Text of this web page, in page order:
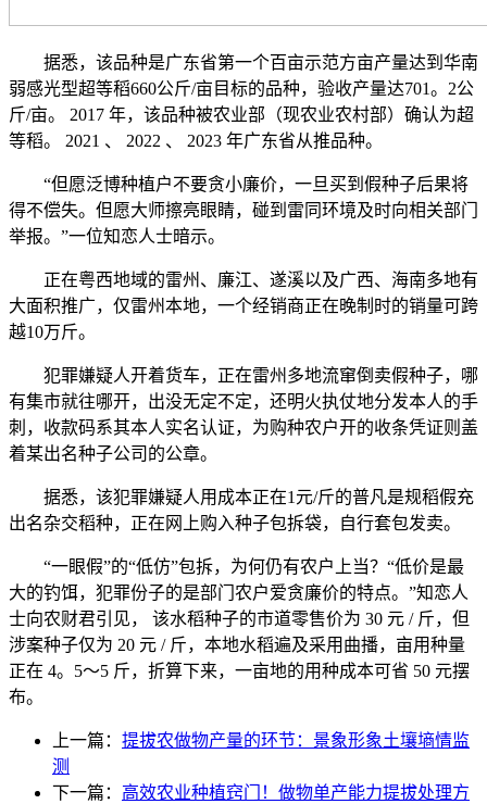
据悉，该品种是广东省第一个百亩示范方亩产量达到华南
弱感光型超等稻660公斤/亩目标的品种，验收产量达701。2公
斤/亩。 2017 年，该品种被农业部（现农业农村部）确认为超
等稻。 2021 、 2022 、 2023 年广东省从推品种。
“但愿泛博种植户不要贪小廉价，一旦买到假种子后果将
得不偿失。但愿大师擦亮眼睛，碰到雷同环境及时向相关部门
举报。”一位知恋人士暗示。
正在粤西地域的雷州、廉江、遂溪以及广西、海南多地有
大面积推广，仅雷州本地，一个经销商正在晚制时的销量可跨
越10万斤。
犯罪嫌疑人开着货车，正在雷州多地流窜倒卖假种子，哪
有集市就往哪开，出没无定不定，还明火执仗地分发本人的手
刺，收款码系其本人实名认证，为购种农户开的收条凭证则盖
着某出名种子公司的公章。
据悉，该犯罪嫌疑人用成本正在1元/斤的普凡是规稻假充
出名杂交稻种，正在网上购入种子包拆袋，自行套包发卖。
“一眼假”的“低仿”包拆，为何仍有农户上当？“低价是最
大的钓饵，犯罪份子的是部门农户爱贪廉价的特点。”知恋人
士向农财君引见， 该水稻种子的市道零售价为 30 元 / 斤，但
涉案种子仅为 20 元 / 斤，本地水稻遍及采用曲播，亩用种量
正在 4。5～5 斤，折算下来，一亩地的用种成本可省 50 元摆
布。
上一篇： 提拔农做物产量的环节：景象形象土壤墒情监
测
下一篇： 高效农业种植窍门！做物单产能力提拔处理方